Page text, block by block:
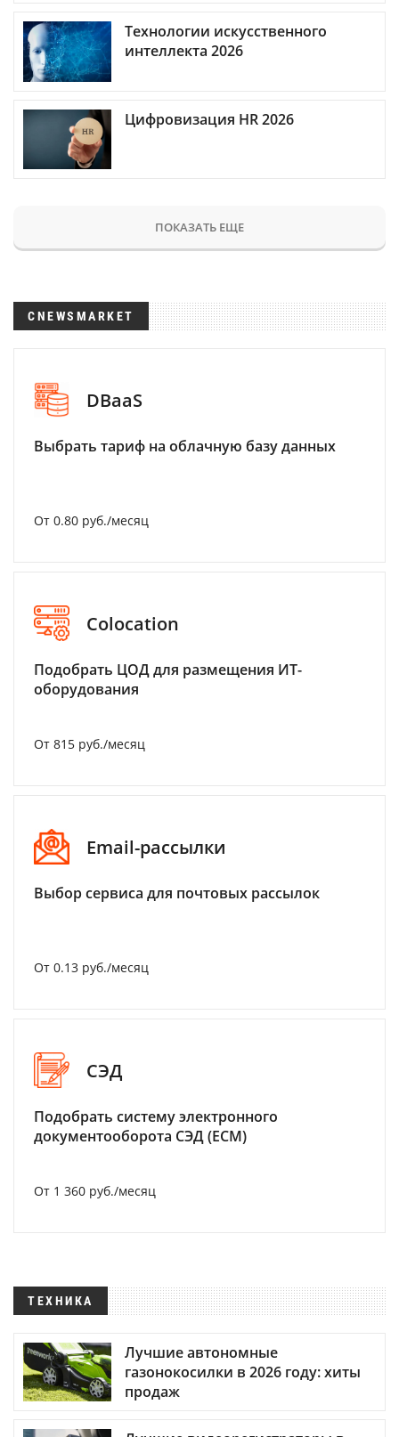
Технологии искусственного
интеллекта 2026
Цифровизация HR 2026
ПОКАЗАТЬ ЕЩЕ
CNEWSMARKET
DBaaS
Выбрать тариф на облачную базу данных
От 0.80 руб./месяц
Colocation
Подобрать ЦОД для размещения ИТ-
оборудования
От 815 руб./месяц
Email-рассылки
Выбор сервиса для почтовых рассылок
От 0.13 руб./месяц
СЭД
Подобрать систему электронного
документооборота СЭД (ECM)
От 1 360 руб./месяц
ТЕХНИКА
Лучшие автономные
газонокосилки в 2026 году: хиты
продаж